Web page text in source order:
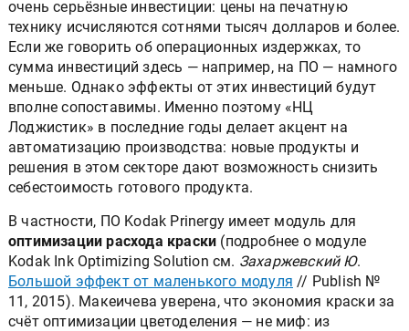
очень серьёзные инвестиции: цены на печатную
технику исчисляются сотнями тысяч долларов и более.
Если же говорить об операционных издержках, то
сумма инвестиций здесь — например, на ПО — намного
меньше. Однако эффекты от этих инвестиций будут
вполне сопоставимы. Именно поэтому «НЦ
Лоджистик» в последние годы делает акцент на
автоматизацию производства: новые продукты и
решения в этом секторе дают возможность снизить
себестоимость готового продукта.
В частности, ПО Kodak Prinergy имеет модуль для
оптимизации расхода краски (подробнее о модуле
Kodak Ink Optimizing Solution см. Захаржевский Ю.
Большой эффект от маленького модуля // Publish №
11, 2015). Макеичева уверена, что экономия краски за
счёт оптимизации цветоделения — не миф: из